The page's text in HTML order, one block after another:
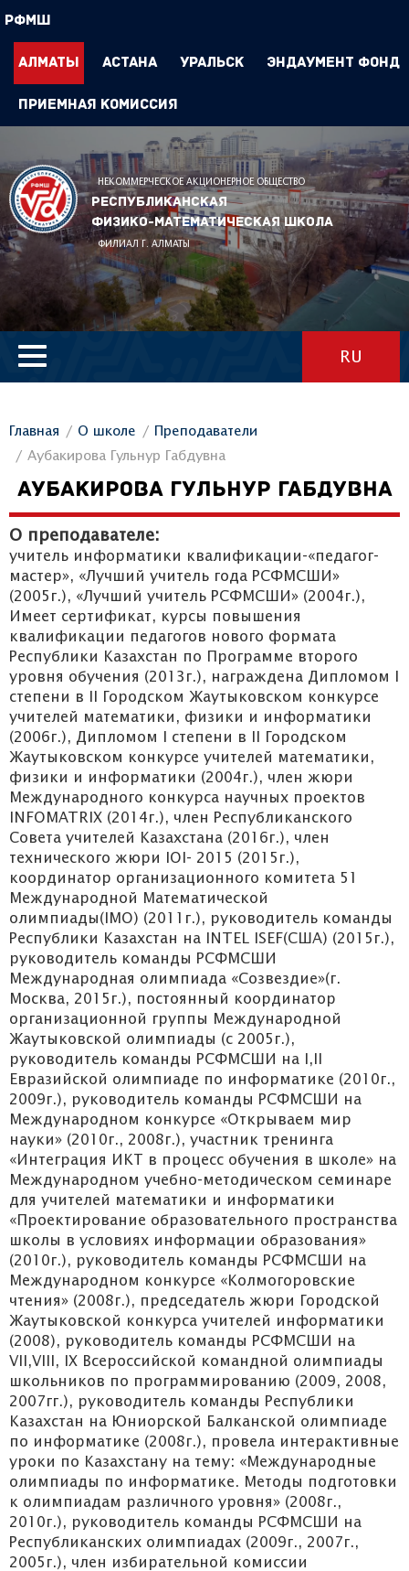
РФМШ
Алматы Астана Уральск Эндаумент Фонд
Приемная комиссия
НЕКОММЕРЧЕСКОЕ АКЦИОНЕРНОЕ ОБЩЕСТВО
Республиканская
физико-математическая школа
ФИЛИАЛ Г. АЛМАТЫ
RU
Главная О школе
Преподаватели
Аубакирова Гульнур Габдувна
АУБАКИРОВА ГУЛЬНУР ГАБДУВНА
О преподавателе:
учитель информатики квалификации-«педагог-
мастер», «Лучший учитель года РСФМСШИ»
(2005г.), «Лучший учитель РСФМСШИ» (2004г.),
Имеет сертификат, курсы повышения
квалификации педагогов нового формата
Республики Казахстан по Программе второго
уровня обучения (2013г.), награждена Дипломом I
степени в II Городском Жаутыковском конкурсе
учителей математики, физики и информатики
(2006г.), Дипломом I степени в II Городском
Жаутыковском конкурсе учителей математики,
физики и информатики (2004г.), член жюри
Международного конкурса научных проектов
INFOMATRIX (2014г.), член Республиканского
Совета учителей Казахстана (2016г.), член
технического жюри IOI- 2015 (2015г.),
координатор организационного комитета 51
Международной Математической
олимпиады(IMO) (2011г.), руководитель команды
Республики Казахстан на INTEL ISEF(США) (2015г.),
руководитель команды РСФМСШИ
Международная олимпиада «Созвездие»(г.
Москва, 2015г.), постоянный координатор
организационной группы Международной
Жаутыковской олимпиады (с 2005г.),
руководитель команды РСФМСШИ на I,II
Евразийской олимпиаде по информатике (2010г.,
2009г.), руководитель команды РСФМСШИ на
Международном конкурсе «Открываем мир
науки» (2010г., 2008г.), участник тренинга
«Интеграция ИКТ в процесс обучения в школе» на
Международном учебно-методическом семинаре
для учителей математики и информатики
«Проектирование образовательного пространства
школы в условиях информации образования»
(2010г.), руководитель команды РСФМСШИ на
Международном конкурсе «Колмогоровские
чтения» (2008г.), председатель жюри Городской
Жаутыковской конкурса учителей информатики
(2008), руководитель команды РСФМСШИ на
VII,VIII, IX Всероссийской командной олимпиады
школьников по программированию (2009, 2008,
2007гг.), руководитель команды Республики
Казахстан на Юниорской Балканской олимпиаде
по информатике (2008г.), провела интерактивные
уроки по Казахстану на тему: «Международные
олимпиады по информатике. Методы подготовки
к олимпиадам различного уровня» (2008г.,
2010г.), руководитель команды РСФМСШИ на
Республиканских олимпиадах (2009г., 2007г.,
2005г.), член избирательной комиссии